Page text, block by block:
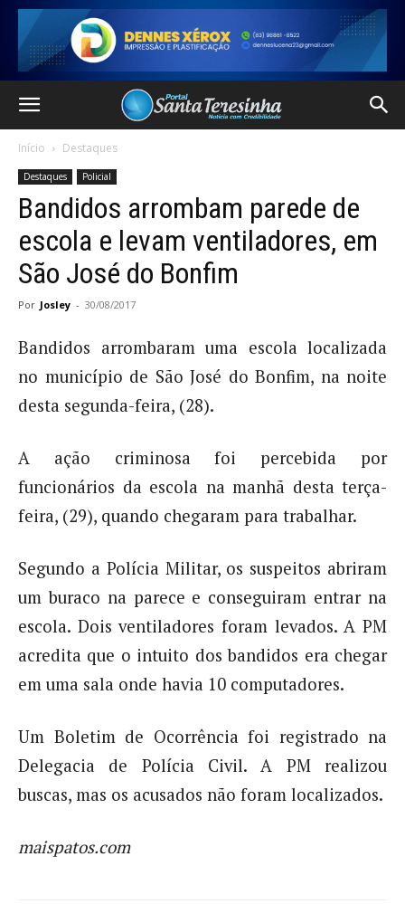
Início Destaques
Destaques Policial
Bandidos arrombam parede de
escola e levam ventiladores, em
São José do Bonfim
Por Josley - 30/08/2017
Bandidos arrombaram uma escola localizada
no município de São José do Bonfim, na noite
desta segunda-feira, (28).
A ação criminosa foi percebida por
funcionários da escola na manhã desta terça-
feira, (29), quando chegaram para trabalhar.
Segundo a Polícia Militar, os suspeitos abriram
um buraco na parece e conseguiram entrar na
escola. Dois ventiladores foram levados. A PM
acredita que o intuito dos bandidos era chegar
em uma sala onde havia 10 computadores.
Um Boletim de Ocorrência foi registrado na
Delegacia de Polícia Civil. A PM realizou
buscas, mas os acusados não foram localizados.
maispatos.com